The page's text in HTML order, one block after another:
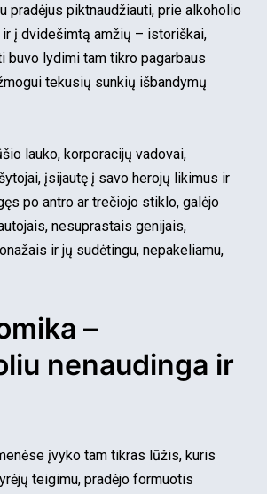
pradėjus piktnaudžiauti, prie alkoholio
į dvidešimtą amžių – istoriškai,
buvo lydimi tam tikro pagarbaus
tekusių sunkių išbandymų
lauko, korporacijų vadovai,
įsijautę į savo herojų likimus ir
po antro ar trečiojo stiklo, galėjo
nesuprastais genijais,
ir jų sudėtingu, nepakeliamu,
–
nenaudinga ir
įvyko tam tikras lūžis, kuris
teigimu, pradėjo formuotis